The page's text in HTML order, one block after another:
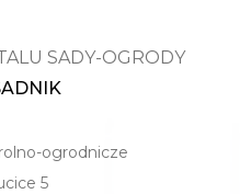
SADY-OGRODY
ogrodnicze
5